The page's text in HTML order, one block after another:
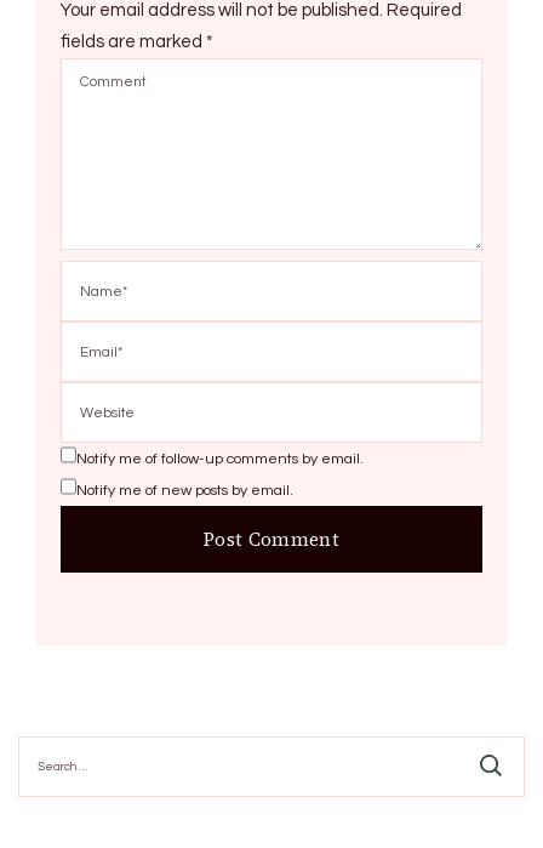
Your email address will not be published. Required
fields are marked *
Notify me of follow-up comments by email.
Notify me of new posts by email.
for: